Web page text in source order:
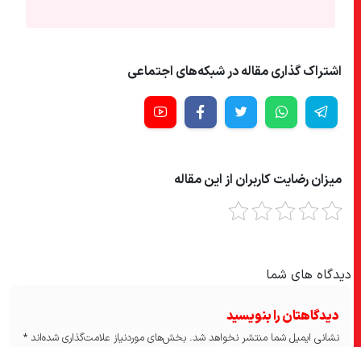
اشتراک گذاری مقاله در شبکه‌های اجتماعی
میزان رضایت کاربران از این مقاله
دیدگاه های شما
دیدگاهتان را بنویسید
نشانی ایمیل شما منتشر نخواهد شد. بخش‌های موردنیاز علامت‌گذاری شده‌اند*